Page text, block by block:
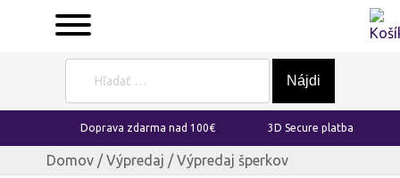
Doprava zdarma nad 100€ 3D Secure platba
Domov /Výpredaj / Výpredaj šperkov